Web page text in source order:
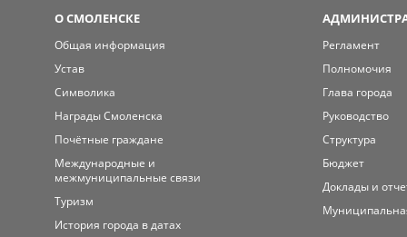
О СМОЛЕНСКЕ
Общая информация
Устав
Символика
Награды Смоленска
Почётные граждане
Международные и
межмуниципальные связи
Туризм
История города в датах
Регламент
Полномочия
Глава города
Руководство
Структура
Бюджет
Доклады и